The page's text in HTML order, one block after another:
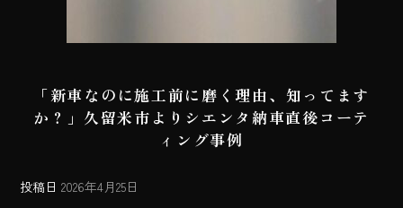
「新車なのに施工前に磨く理由、知ってます
か？」久留米市よりシエンタ納車直後コーテ
ィング事例
投稿日 2026年4月25日